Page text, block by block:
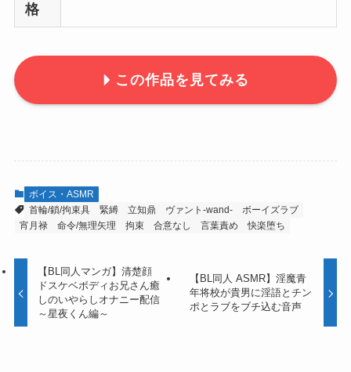
格
この作品を見てみる
ボイス・ASMR
首輪/鎖/拘束具
緊縛 立知鼎 ヴァント-wand-
ボーイズラブ
宵月禄
命令/無理矢理 拘束 合意なし 言葉責め 快楽堕ち
【BL同人マンガ】清楚顔
ドスケベボディお兄さん癒
しのいやらしオナニー配信
～星夜くん編～
【BL同人 ASMR】淫魔青
年将校が貴男に淫語とチン
ポとラブをブチ込む音声